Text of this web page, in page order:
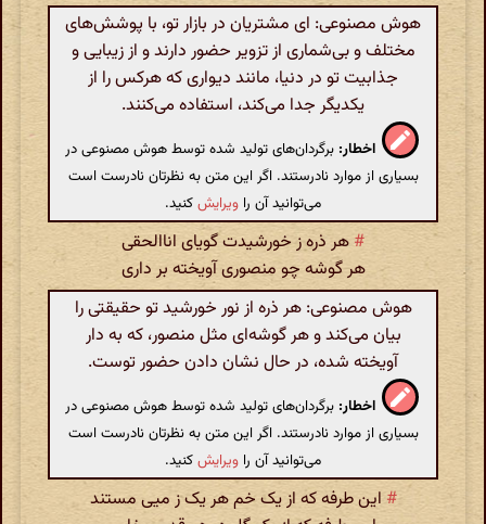
هوش مصنوعی: ای مشتریان در بازار تو، با پوشش‌های
مختلف و بی‌شماری از تزویر حضور دارند و از زیبایی و
جذابیت تو در دنیا، مانند دیواری که هرکس را از
یکدیگر جدا می‌کند، استفاده می‌کنند.
اخطار: برگردان‌های تولید شده توسط هوش مصنوعی در
بسیاری از موارد نادرستند. اگر این متن به نظرتان نادرست است
می‌توانید آن را ویرایشکنید.
# هر ذره ز خورشیدت گویای اناالحقی
هر گوشه چو منصوری آویخته بر داری
هوش مصنوعی: هر ذره از نور خورشید تو حقیقتی را
بیان می‌کند و هر گوشه‌ای مثل منصور، که به دار
آویخته شده، در حال نشان دادن حضور توست.
اخطار: برگردان‌های تولید شده توسط هوش مصنوعی در
بسیاری از موارد نادرستند. اگر این متن به نظرتان نادرست است
می‌توانید آن را ویرایشکنید.
# این طرفه که از یک خم هر یک ز میی مستند